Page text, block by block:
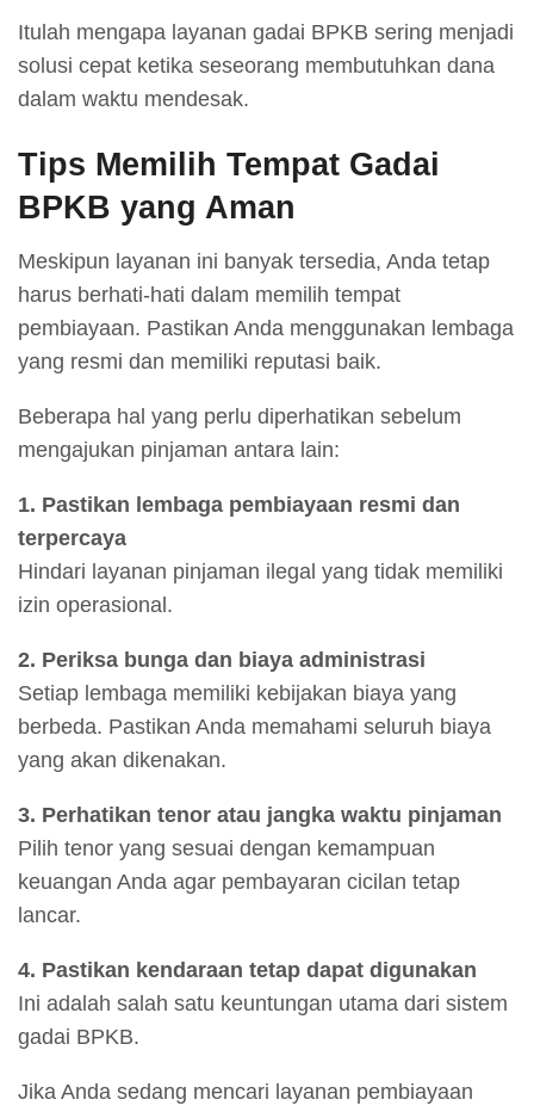
Itulah mengapa layanan gadai BPKB sering menjadi
solusi cepat ketika seseorang membutuhkan dana
dalam waktu mendesak.
Tips Memilih Tempat Gadai
BPKB yang Aman
Meskipun layanan ini banyak tersedia, Anda tetap
harus berhati-hati dalam memilih tempat
pembiayaan. Pastikan Anda menggunakan lembaga
yang resmi dan memiliki reputasi baik.
Beberapa hal yang perlu diperhatikan sebelum
mengajukan pinjaman antara lain:
1. Pastikan lembaga pembiayaan resmi dan
terpercaya
Hindari layanan pinjaman ilegal yang tidak memiliki
izin operasional.
2. Periksa bunga dan biaya administrasi
Setiap lembaga memiliki kebijakan biaya yang
berbeda. Pastikan Anda memahami seluruh biaya
yang akan dikenakan.
3. Perhatikan tenor atau jangka waktu pinjaman
Pilih tenor yang sesuai dengan kemampuan
keuangan Anda agar pembayaran cicilan tetap
lancar.
4. Pastikan kendaraan tetap dapat digunakan
Ini adalah salah satu keuntungan utama dari sistem
gadai BPKB.
Jika Anda sedang mencari layanan pembiayaan